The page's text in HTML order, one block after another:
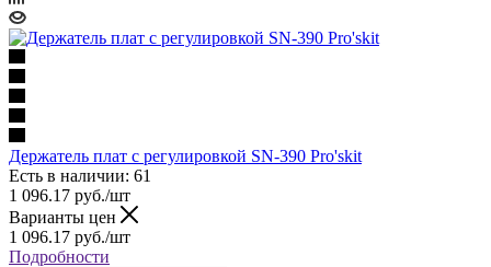
Держатель плат с регулировкой SN-390 Pro'skit
Есть в наличии: 61
1 096.17 руб./шт
Варианты цен
1 096.17 руб./шт
Подробности